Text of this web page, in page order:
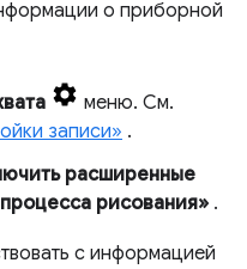
о приборной
меню. См.
записи» .
расширенные
рисования» .
с информацией